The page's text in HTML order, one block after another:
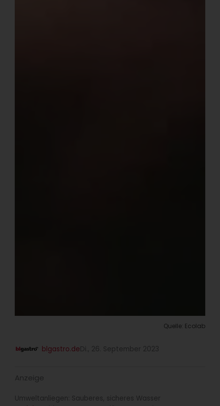
Quelle: Ecolab
blgastro.deDi., 26. September 2023
Anzeige
Umweltanliegen: Sauberes, sicheres Wasser